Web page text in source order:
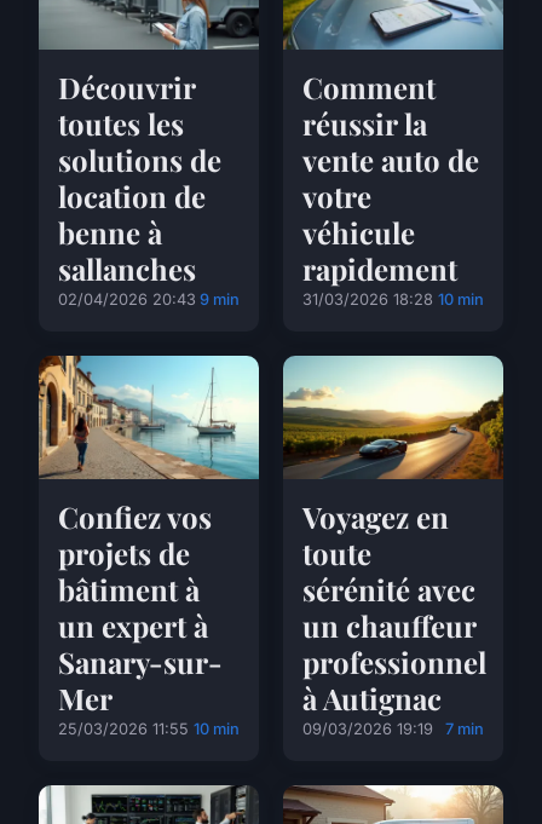
Découvrir
toutes les
solutions de
location de
benne à
sallanches
02/04/2026 20:43 9 min
Comment
réussir la
vente auto de
votre
véhicule
rapidement
31/03/2026 18:28 10 min
Confiez vos
projets de
bâtiment à
un expert à
Sanary-sur-
Mer
25/03/2026 11:55 10 min
Voyagez en
toute
sérénité avec
un chauffeur
professionnel
à Autignac
09/03/2026 19:19 7 min